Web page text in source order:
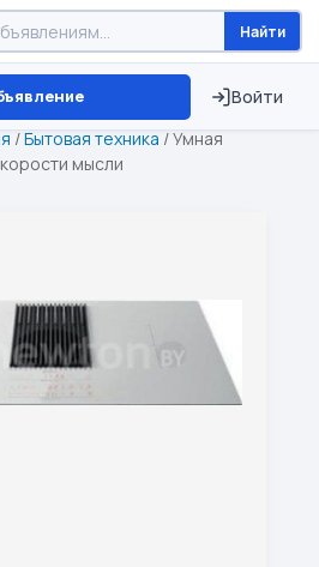
Найти
Войти
Брест ⏱ ТОЛЬКО 15 ДНЕЙ
/Бытовая техника /Умная
мысли